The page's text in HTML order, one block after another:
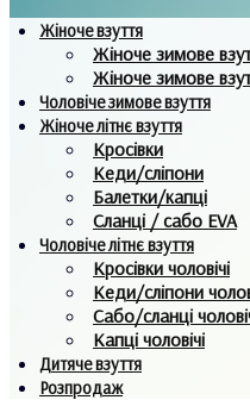
Жіноче взуття
Жіноче зимове
Жіноче зимове
Чоловіче зимове взуття
Жіноче літнє взуття
Кросівки
Кеди/сліпони
Балетки/капці
Сланці / сабо EVA
Чоловіче літнє взуття
Кросівки чоловічі
Кеди/сліпони
Сабо/сланці
Капці чоловічі
Дитяче взуття
Розпродаж